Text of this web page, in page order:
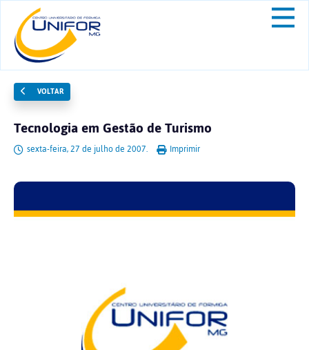
VOLTAR
Tecnologia em Gestão de Turismo
sexta-feira, 27 de julho de 2007. Imprimir